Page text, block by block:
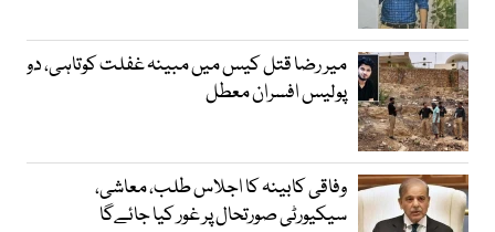
میر رضا قتل کیس میں مبینہ غفلت کوتاہی، دو
پولیس افسران معطل
وفاقی کابینہ کا اجلاس طلب، معاشی،
سیکیورٹی صورتحال پر غور کیا جائےگا